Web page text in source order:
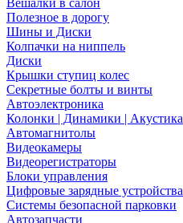
Вешалки в салон
Полезное в дорогу
Шины и Диски
Колпачки на ниппель
Диски
Крышки ступиц колес
Секретные болты и винты
Автоэлектроника
Колонки | Динамики | Акустика
Автомагнитолы
Видеокамеры
Видеорегистраторы
Блоки управления
Цифровые зарядные устройства
Системы безопасной парковки
Автозапчасти